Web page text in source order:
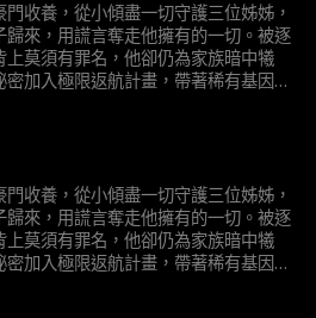
門收養，從小傾盡一切守護三位姊姊，
歸來，用謊言奪走他擁有的一切。被逐
上莫須有罪名，他卻仍為家族暗中犧
密加入極限返航計畫，帶著稀有基因獨
了什麼……
門收養，從小傾盡一切守護三位姊姊，
歸來，用謊言奪走他擁有的一切。被逐
上莫須有罪名，他卻仍為家族暗中犧
密加入極限返航計畫，帶著稀有基因獨